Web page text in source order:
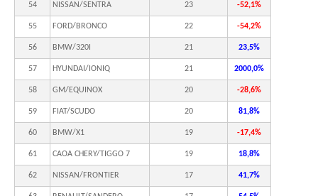
54 NISSAN/SENTRA 23 -52,1%
55 FORD/BRONCO 22 -54,2%
56 BMW/320I 21 23,5%
57 HYUNDAI/IONIQ 21 2000,0%
58 GM/EQUINOX 20 -28,6%
59 FIAT/SCUDO 20 81,8%
60 BMW/X1 19 -17,4%
61 CAOA CHERY/TIGGO 7 19 18,8%
62 NISSAN/FRONTIER 17 41,7%